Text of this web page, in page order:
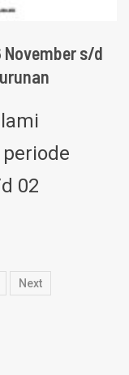
November s/d
02
Next